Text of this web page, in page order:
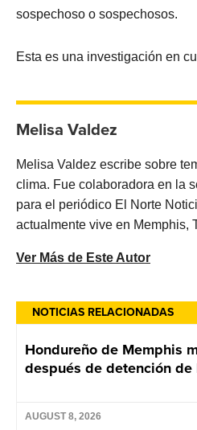
NOTICIAS RELACIONADAS
Hondureño de Memphis
después de detención de
AUGUST 8, 2026
sospechoso o sospechosos.
Esta es una investigación en
Melisa Valdez
Melisa Valdez escribe sobre
clima. Fue colaboradora en la
para el periódico El Norte
actualmente vive en Memphis,
Ver Más de Este Autor